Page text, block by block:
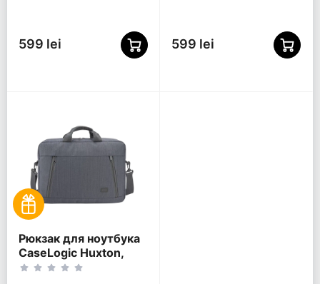
599 lei 599 lei
Рюкзак для ноутбука
CaseLogic Huxton,
15.6", Графитовый